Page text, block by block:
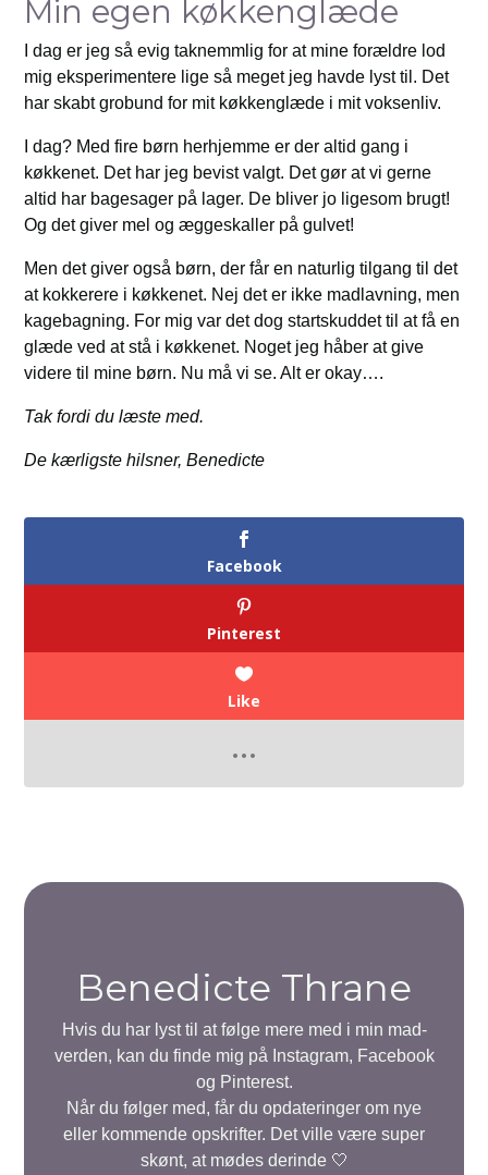
Min egen køkkenglæde
I dag er jeg så evig taknemmlig for at mine forældre lod
mig eksperimentere lige så meget jeg havde lyst til. Det
har skabt grobund for mit køkkenglæde i mit voksenliv.
I dag? Med fire børn herhjemme er der altid gang i
køkkenet. Det har jeg bevist valgt. Det gør at vi gerne
altid har bagesager på lager. De bliver jo ligesom brugt!
Og det giver mel og æggeskaller på gulvet!
Men det giver også børn, der får en naturlig tilgang til det
at kokkerere i køkkenet. Nej det er ikke madlavning, men
kagebagning. For mig var det dog startskuddet til at få en
glæde ved at stå i køkkenet. Noget jeg håber at give
videre til mine børn. Nu må vi se. Alt er okay….
Tak fordi du læste med.
De kærligste hilsner, Benedicte
Facebook
Pinterest
Like
Benedicte Thrane
Hvis du har lyst til at følge mere med i min mad-
verden, kan du finde mig på Instagram, Facebook
og Pinterest.
Når du følger med, får du opdateringer om nye
eller kommende opskrifter. Det ville være super
skønt, at mødes derinde 🤍